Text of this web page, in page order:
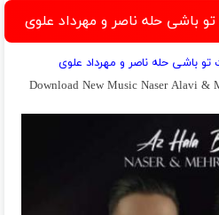
تضمین کیفیت
میلیون تومان!!!
باشی حله ناصر و مهرداد علوی
تو باشی حله ناصر و مهرداد علوی
Download New Music Naser Alavi &